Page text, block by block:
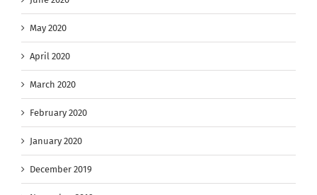
May 2020
April 2020
March 2020
February 2020
January 2020
December 2019